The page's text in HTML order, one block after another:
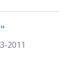
2011